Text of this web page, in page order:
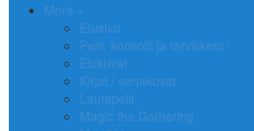
More
Etusivu
Pelit, konsolit ja tarvikkeet
Elokuvat
Kirjat / sarjakuvat
Lautapelit
Magic the Gathering